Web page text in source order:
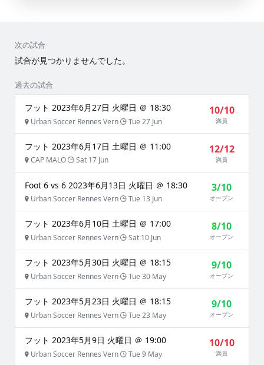
次の試合
試合が見つかりませんでした。
過去の試合
フット 2023年6月27日 火曜日 ＠ 18:30
Urban Soccer Rennes Vern Tue 27 Jun
10/10
満員
フット 2023年6月17日 土曜日 ＠ 11:00
CAP MALO Sat 17 Jun
12/12
満員
Foot 6 vs 6 2023年6月13日 火曜日 ＠ 18:30
Urban Soccer Rennes Vern Tue 13 Jun
3/10
オープン
フット 2023年6月10日 土曜日 ＠ 17:00
Urban Soccer Rennes Vern Sat 10 Jun
8/10
オープン
フット 2023年5月30日 火曜日 ＠ 18:15
Urban Soccer Rennes Vern Tue 30 May
9/10
オープン
フット 2023年5月23日 火曜日 ＠ 18:15
Urban Soccer Rennes Vern Tue 23 May
9/10
オープン
フット 2023年5月9日 火曜日 ＠ 19:00
Urban Soccer Rennes Vern Tue 9 May
10/10
満員